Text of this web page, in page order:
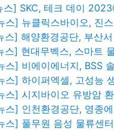
스] SKC, 테크 데이
스] 뉴클릭스바이오, 진
스] 해양환경공단, 부산
스] 현대무벡스, 스마트
스] 비에이에너지, BSS
스] 하이퍼엑셀, 고성능
스] 시지바이오 유방암
스] 인천환경공단, 영종
스] 풀무원 음성 물류센